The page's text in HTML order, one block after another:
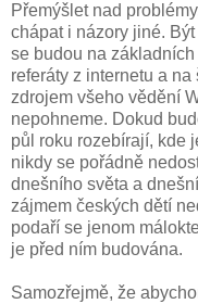
Přemýšlet nad
chápat i názory jiné.
se budou na
referáty z internetu a
zdrojem všeho vědění
nepohneme. Dokud
půl roku rozebírají, kde
nikdy se pořádně
dnešního světa a
zájmem českých dětí
podaří se jenom
je před ním budována.
Samozřejmě, že